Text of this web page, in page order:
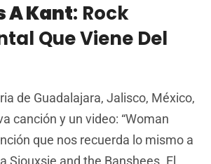
A Kant: Rock
Que Viene Del
de Guadalajara, Jalisco, México,
canción y un video: “Woman
que nos recuerda lo mismo a
Siouxsie and the Banshees. El